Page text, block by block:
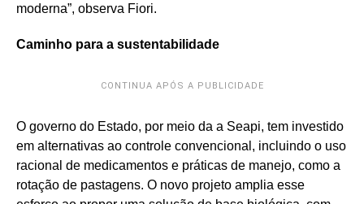
moderna”, observa Fiori.
Caminho para a sustentabilidade
CONTINUA APÓS A PUBLICIDADE
O governo do Estado, por meio da a Seapi, tem investido
em alternativas ao controle convencional, incluindo o uso
racional de medicamentos e práticas de manejo, como a
rotação de pastagens. O novo projeto amplia esse